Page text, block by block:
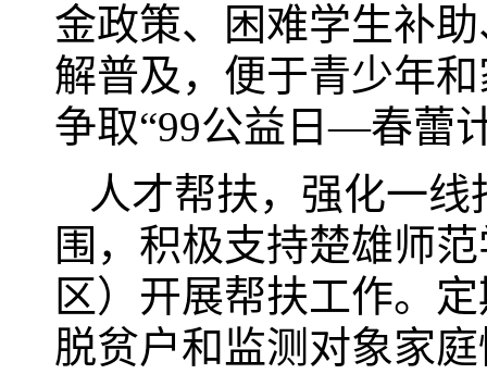
金政策、困难学生补
解普及，便于青少年
争取“99公益日—春蕾
人才帮扶，强化一
围，积极支持楚雄师
区）开展帮扶工作。
脱贫户和监测对象家